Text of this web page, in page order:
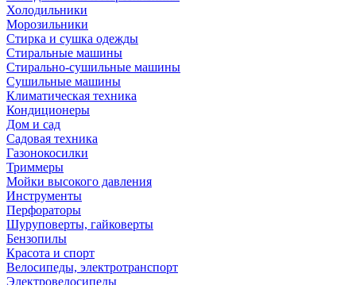
Холодильники
Морозильники
Стирка и сушка одежды
Стиральные машины
Стирально-сушильные машины
Сушильные машины
Климатическая техника
Кондиционеры
Дом и сад
Садовая техника
Газонокосилки
Триммеры
Мойки высокого давления
Инструменты
Перфораторы
Шуруповерты, гайковерты
Бензопилы
Красота и спорт
Велосипеды, электротранспорт
Электровелосипеды